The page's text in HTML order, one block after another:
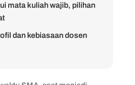
mata kuliah wajib, pilihan
dan kebiasaan dosen
A dan rencana B